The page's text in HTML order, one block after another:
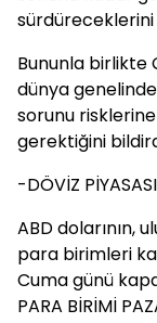
sürdüreceklerini
Bununla birlikte
dünya
sorunu risklerine
gerektiğini
-DÖVİZ
ABD dolarının,
para birimleri
Cuma günü
PARA BİRİMİ